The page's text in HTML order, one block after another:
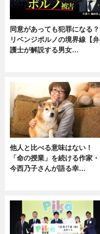
同意があっても犯罪になる？
リベンジポルノの境界線【弁
護士が解説する男女…
他人と比べる意味はない！
「命の授業」を続ける作家・
今西乃子さんが語る幸…